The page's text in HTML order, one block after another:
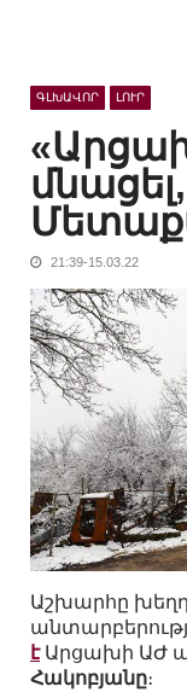
ԳԼԽԱՎՈՐ ԼՈՒՐ
21:39-15.03.22
Աշխարհը
էԱրցախի ԱԺ
Հակոբյանը։